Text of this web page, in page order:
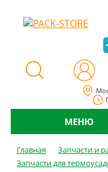
МЕНЮ
Главная
Запчасти и
Запчасти для